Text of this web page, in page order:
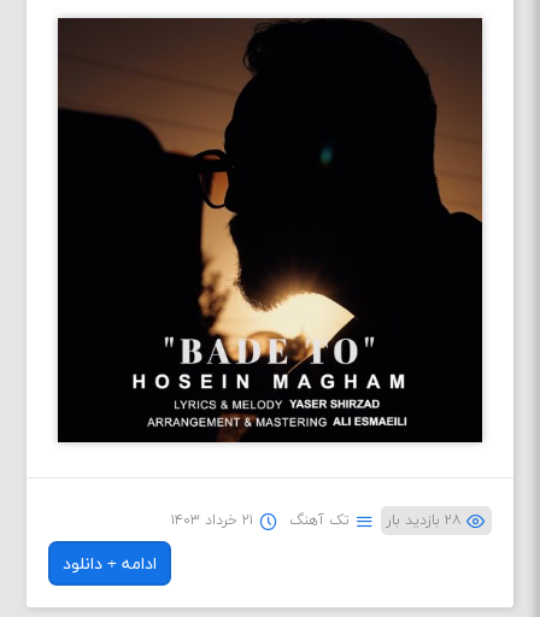
۲۸ بازدید بار تک آهنگ ۲۱ خرداد ۱۴۰۳
ادامه + دانلود